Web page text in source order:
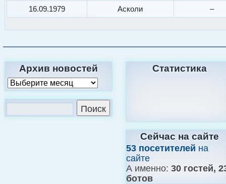
16.09.1979
Асколи –
Архив новостей Статистика
Сейчас на сайте
53 посетителей на
сайте
А именно: 30 гостей,
ботов